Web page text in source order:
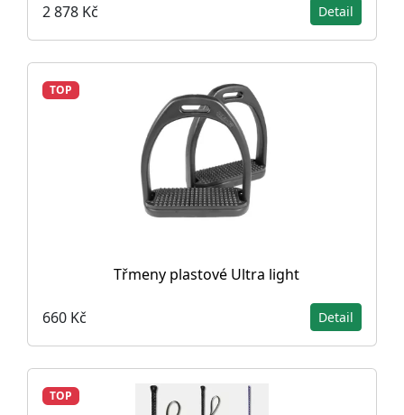
2 878 Kč Detail
TOP
Třmeny plastové Ultra light
660 Kč Detail
TOP